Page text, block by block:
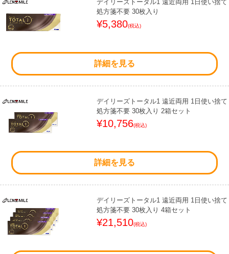
デイリーズトータル1 遠近両用 1日使い捨て
処方箋不要 30枚入り
¥5,380(税込)
詳細を見る
デイリーズトータル1 遠近両用 1日使い捨て
処方箋不要 30枚入り 2箱セット
¥10,756(税込)
詳細を見る
デイリーズトータル1 遠近両用 1日使い捨て
処方箋不要 30枚入り 4箱セット
¥21,510(税込)